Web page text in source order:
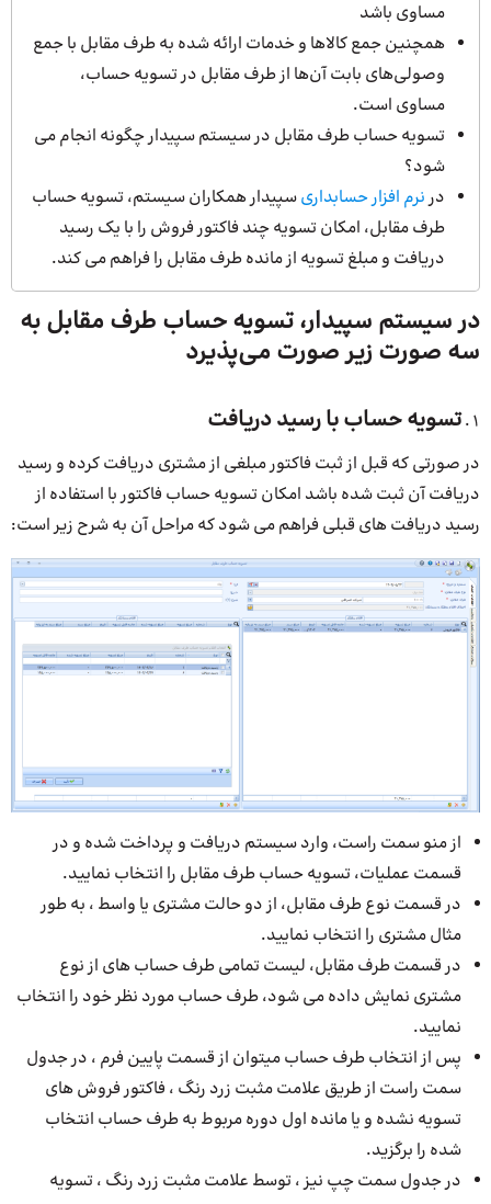
مساوی باشد
همچنین جمع کالاها و خدمات ارائه شده به طرف مقابل با جمع
وصولی‌های بابت آن‌ها از طرف مقابل در تسویه حساب،
مساوی است.
تسویه حساب طرف مقابل در سیستم سپیدار چگونه انجام می
شود؟
درنرم افزار حسابداریسپیدار همکاران سیستم، تسویه حساب
طرف مقابل، امکان تسویه چند فاکتور فروش را با یک رسید
دریافت و مبلغ تسویه از مانده طرف مقابل را فراهم می کند.
در سیستم سپیدار، تسویه حساب طرف مقابل به
سه صورت زیر صورت می‌پذیرد
تسویه حساب با رسید دریافت
در صورتی که قبل از ثبت فاکتور مبلغی از مشتری دریافت کرده و رسید
دریافت آن ثبت شده باشد امکان تسویه حساب فاکتور با استفاده از
رسید دریافت های قبلی فراهم می شود که مراحل آن به شرح زیر است:
از منو سمت راست، وارد سیستم دریافت و پرداخت شده و در
قسمت عملیات، تسویه حساب طرف مقابل را انتخاب نمایید.
در قسمت نوع طرف مقابل، از دو حالت مشتری یا واسط ، به طور
مثال مشتری را انتخاب نمایید.
در قسمت طرف مقابل، لیست تمامی طرف حساب های از نوع
مشتری نمایش داده می شود، طرف حساب مورد نظر خود را انتخاب
نمایید.
پس از انتخاب طرف حساب میتوان از قسمت پایین فرم ، در جدول
سمت راست از طریق علامت مثبت زرد رنگ ، فاکتور فروش های
تسویه نشده و یا مانده اول دوره مربوط به طرف حساب انتخاب
شده را برگزید.
در جدول سمت چپ نیز ، توسط علامت مثبت زرد رنگ ، تسویه